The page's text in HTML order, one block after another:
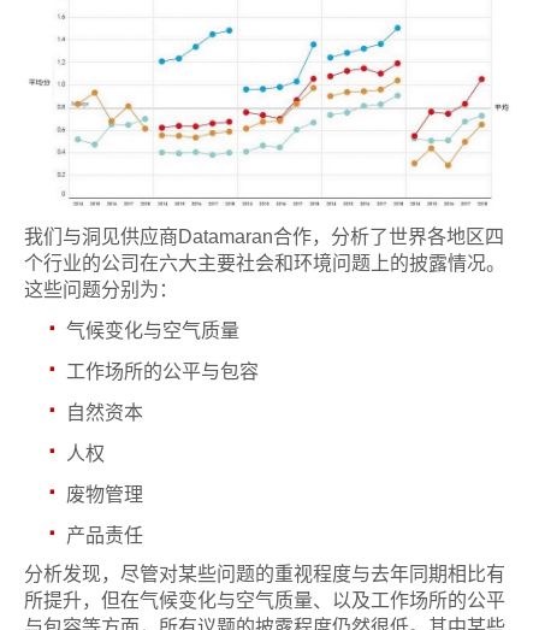
我们与洞见供应商Datamaran合作，分析了世界各地区四
个行业的公司在六大主要社会和环境问题上的披露情况。
这些问题分别为：
· 气候变化与空气质量
· 工作场所的公平与包容
· 自然资本
· 人权
· 废物管理
·
产品责任
分析发现，尽管对某些问题的重视程度与去年同期相比有
所提升，但在气候变化与空气质量、以及工作场所的公平